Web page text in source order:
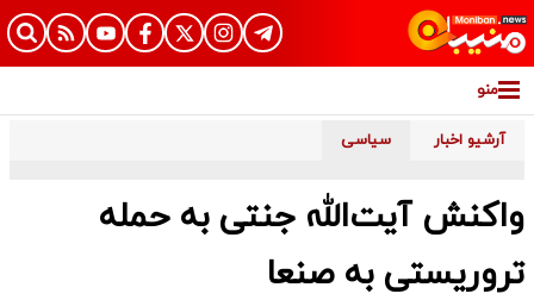
منو
آرشیو اخبار سیاسی
واکنش آیت‌الله جنتی به حمله
تروریستی به صنعا